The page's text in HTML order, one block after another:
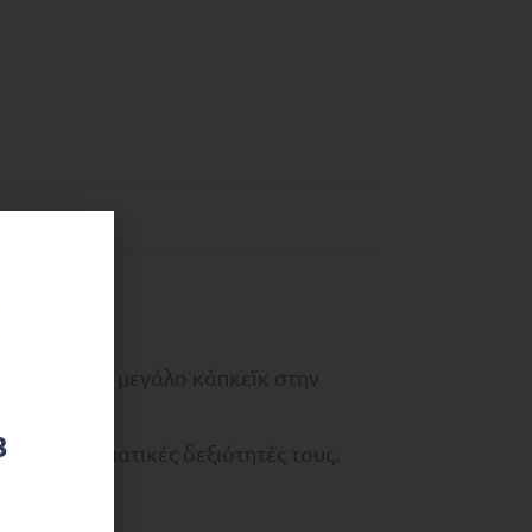
έχει ένα μεγάλο κάπκεϊκ στην
δεξιότητές τους.